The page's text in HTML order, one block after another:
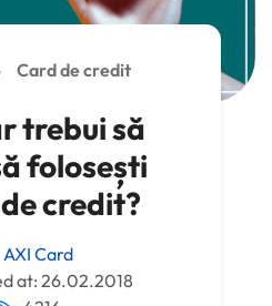
Card de credit
trebui să
folosești
credit?
AXI Card
at: 26.02.2018